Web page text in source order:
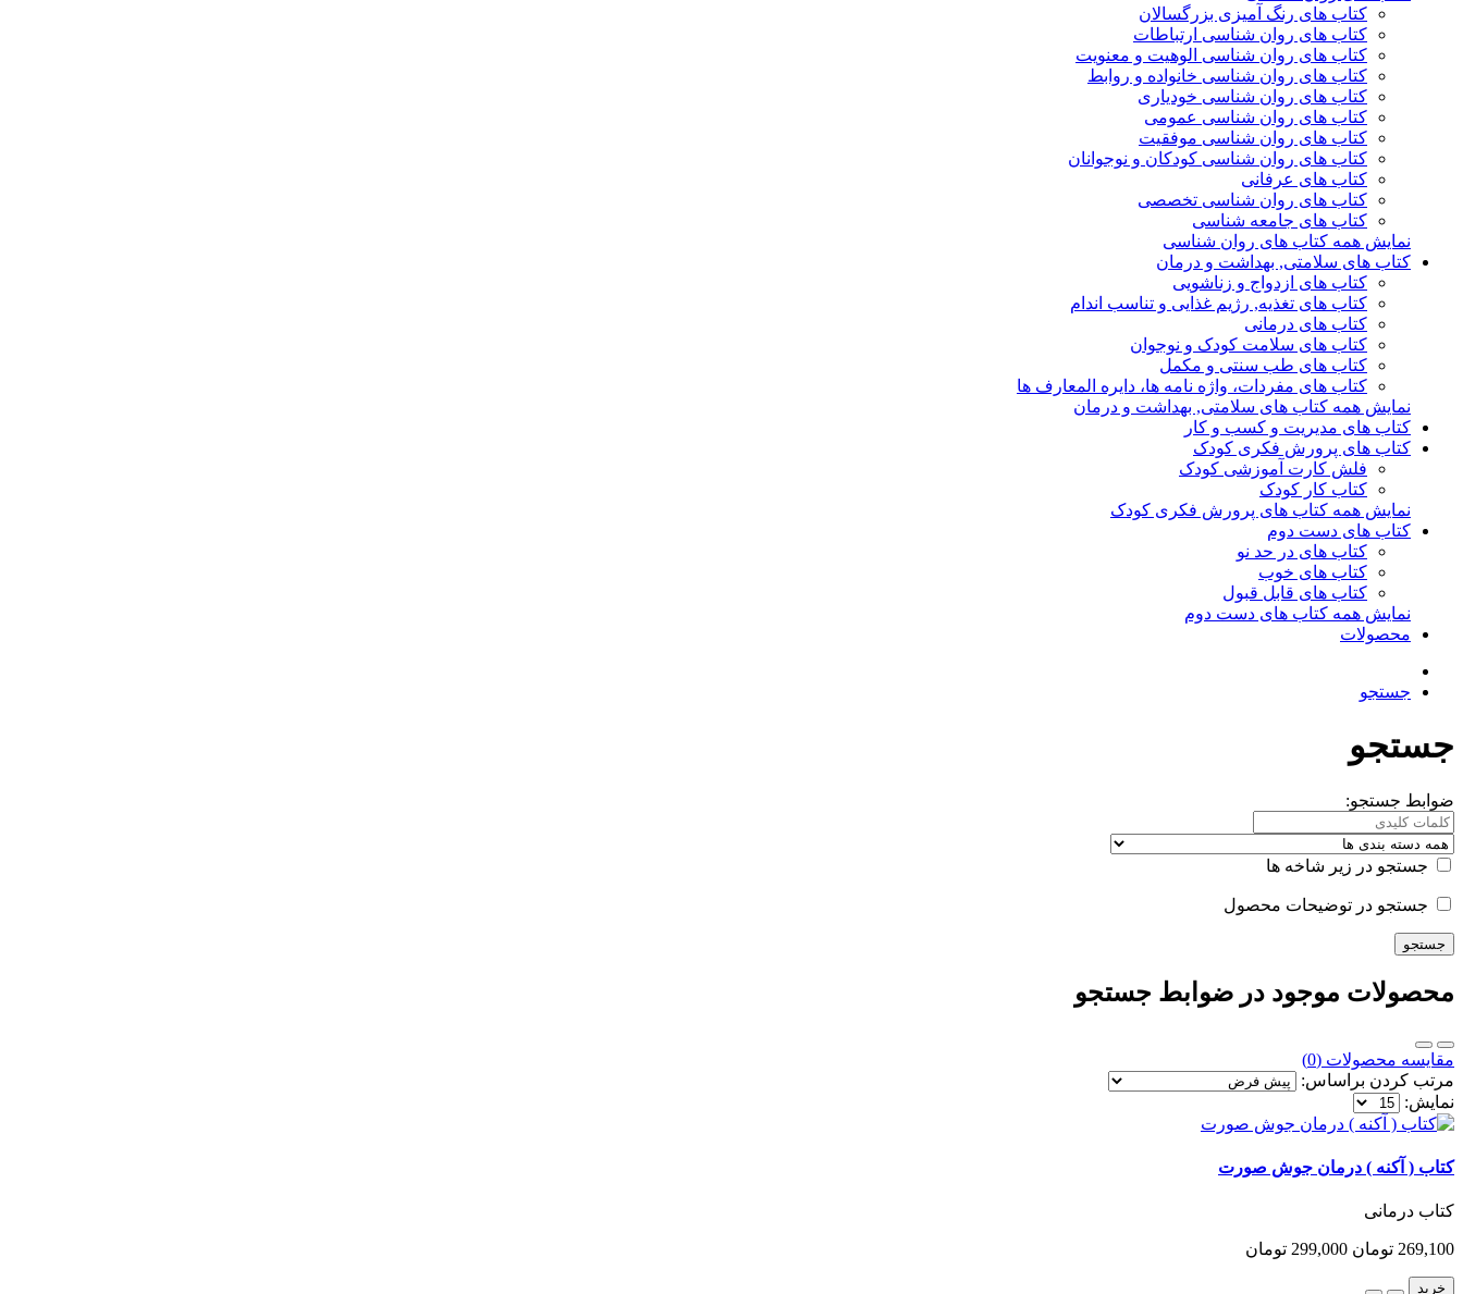
کتاب های رنگ آمیزی بزرگسالان
کتاب های روان شناسی ارتباطات
کتاب های روان شناسی الوهیت و معنویت
کتاب های روان شناسی خانواده و روابط
کتاب های روان شناسی خودیاری
کتاب های روان شناسی عمومی
کتاب های روان شناسی موفقیت
کتاب های روان شناسی کودکان و نوجوانان
کتاب های عرفانی
کتاب های روان شناسی تخصصی
کتاب های جامعه شناسی
نمایش همه کتاب های روان شناسی
کتاب های سلامتی, بهداشت و درمان
کتاب های ازدواج و زناشویی
کتاب های تغذیه, رژیم غذایی و تناسب اندام
کتاب های درمانی
کتاب های سلامت کودک و نوجوان
کتاب های طب سنتی و مکمل
کتاب های مفردات، واژه نامه ها، دایره المعارف ها
نمایش همه کتاب های سلامتی, بهداشت و درمان
کتاب های مدیریت و کسب و کار
کتاب های پرورش فکری کودک
فلش کارت آموزشی کودک
کتاب کار کودک
نمایش همه کتاب های پرورش فکری کودک
کتاب های دست دوم
کتاب های در حد نو
کتاب های خوب
کتاب های قابل قبول
نمایش همه کتاب های دست دوم
محصولات
جستجو
جستجو
ضوابط جستجو:
جستجو در زیر شاخه ها
جستجو در توضیحات محصول
محصولات موجود در ضوابط جستجو
مقایسه محصولات (0)
مرتب کردن براساس:
نمایش:
کتاب ( آکنه ) درمان جوش صورت
کتاب درمانی
269,100 تومان 299,000 تومان
خرید